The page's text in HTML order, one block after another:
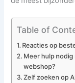
Table of
Reacties op
Meer hulp
webshop?
Zelf zoeken op